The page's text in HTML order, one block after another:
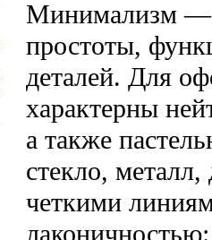
Минимализм —
простоты,
деталей. Для
характерны
а также
стекло,
четкими